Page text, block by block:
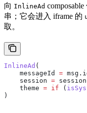
向 InlineAd
串；它会进入 iframe 的
取。
InlineAd (
    messageId
=
    session
=
    theme
= if (
)